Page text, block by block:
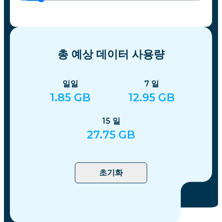
총 예상 데이터 사용량
일일
1.85 GB
7 일
12.95 GB
15 일
27.75 GB
초기화